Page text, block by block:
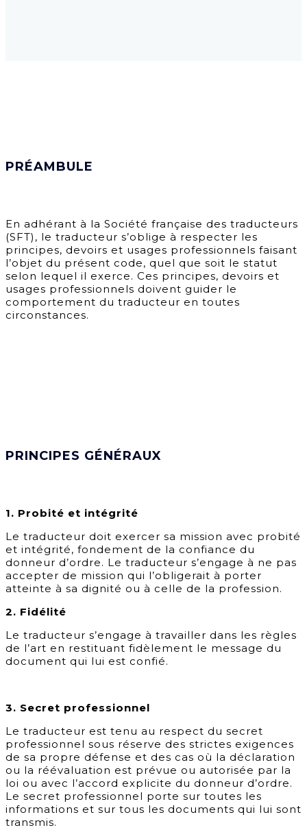
PRÉAMBULE
En adhérant à la Société française des traducteurs
(SFT), le traducteur s’oblige à respecter les
principes, devoirs et usages professionnels faisant
l’objet du présent code, quel que soit le statut
selon lequel il exerce. Ces principes, devoirs et
usages professionnels doivent guider le
comportement du traducteur en toutes
circonstances.
PRINCIPES GÉNÉRAUX
1. Probité et intégrité
Le traducteur doit exercer sa mission avec probité
et intégrité, fondement de la confiance du
donneur d’ordre. Le traducteur s’engage à ne pas
accepter de mission qui l’obligerait à porter
atteinte à sa dignité ou à celle de la profession.
2. Fidélité
Le traducteur s’engage à travailler dans les règles
de l’art en restituant fidèlement le message du
document qui lui est confié.
3. Secret professionnel
Le traducteur est tenu au respect du secret
professionnel sous réserve des strictes exigences
de sa propre défense et des cas où la déclaration
ou la réévaluation est prévue ou autorisée par la
loi ou avec l’accord explicite du donneur d’ordre.
Le secret professionnel porte sur toutes les
informations et sur tous les documents qui lui sont
transmis.